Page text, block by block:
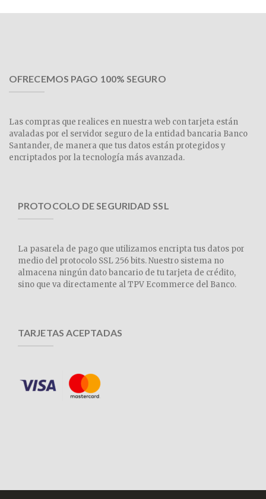
OFRECEMOS PAGO 100% SEGURO
Las compras que realices en nuestra web con tarjeta están
avaladas por el servidor seguro de la entidad bancaria Banco
Santander, de manera que tus datos están protegidos y
encriptados por la tecnología más avanzada.
PROTOCOLO DE SEGURIDAD SSL
La pasarela de pago que utilizamos encripta tus datos por
medio del protocolo SSL 256 bits. Nuestro sistema no
almacena ningún dato bancario de tu tarjeta de crédito,
sino que va directamente al TPV Ecommerce del Banco.
TARJETAS ACEPTADAS